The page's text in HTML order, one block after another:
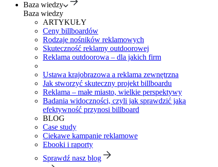
Baza wiedzy
Baza wiedzy
ARTYKUŁY
Ceny billboardów
Rodzaje nośników reklamowych
Skuteczność reklamy outdoorowej
Reklama outdoorowa – dla jakich firm
Ustawa krajobrazowa a reklama zewnętrzna
Jak stworzyć skuteczny projekt billboardu
Reklama – małe miasto, wielkie perspektywy
Badania widoczności, czyli jak sprawdzić jaką
efektywność przynosi billboard
BLOG
Case study
Ciekawe kampanie reklamowe
Ebooki i raporty
Sprawdź nasz blog